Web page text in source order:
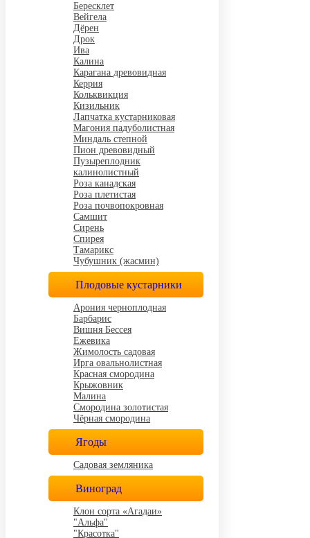
Бересклет
Вейгела
Дёрен
Дрок
Ива
Калина
Карагана древовидная
Керрия
Кольквикция
Кизильник
Лапчатка кустарниковая
Магония падуболистная
Миндаль степной
Пион древовидный
Пузыреплодник
калинолистный
Роза канадская
Роза плетистая
Роза почвопокровная
Самшит
Сирень
Спирея
Тамарикс
Чубушник (жасмин)
Плодовые кустарники
Арония черноплодная
Барбарис
Вишня Бессея
Ежевика
Жимолость садовая
Ирга овальнолистная
Красная смородина
Крыжовник
Малина
Смородина золотистая
Чёрная смородина
Ягоды
Садовая земляника
Виноград
Клон сорта «Агадаи»
"Альфа"
"Красотка"